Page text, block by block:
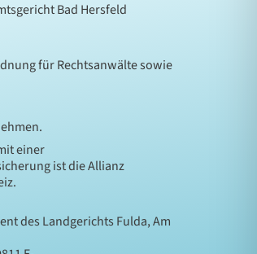
Bad Hersfeld
für Rechtsanwälte sowie
einer
ist die Allianz
des Landgerichts Fulda, Am